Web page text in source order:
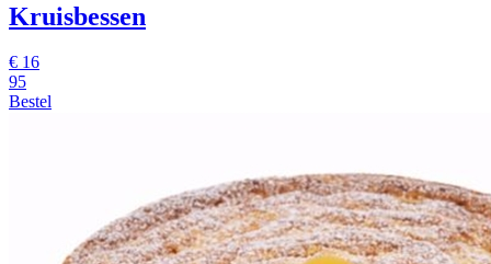
Kruisbessen
€ 16
95
Bestel